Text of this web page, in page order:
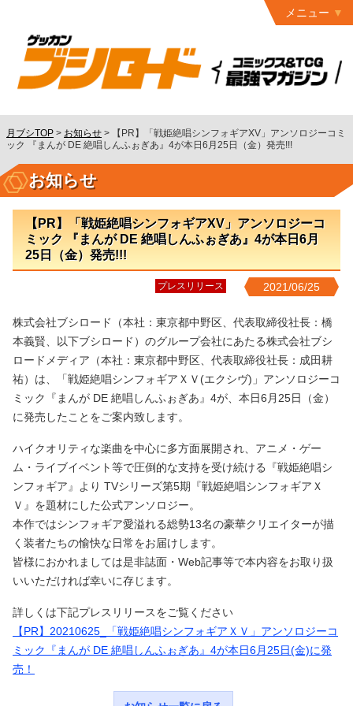
メニュー
最終号
連載作品
読者ページ
コミックグロウル
月ブシTOP > お知らせ >
【PR】「戦姫絶唱シンフォギアXV」アンソロジーコミ
ック 『まんが DE 絶唱しんふぉぎあ』4が本日6月25日（金）発売!!!
お知らせ
【PR】「戦姫絶唱シンフォギアXV」アンソロジーコ
ミック 『まんが DE 絶唱しんふぉぎあ』4が本日6月
25日（金）発売!!!
2021/06/25
プレスリリース
株式会社ブシロード（本社：東京都中野区、代表取締役社⻑：橋
本義賢、以下ブシロード）のグループ会社にあたる株式会社ブシ
ロードメディア（本社：東京都中野区、代表取締役社長：成田耕
祐）は、「戦姫絶唱シンフォギアＸＶ(エクシヴ)」アンソロジーコ
ミック『まんが DE 絶唱しんふぉぎあ』4が、本日6月25日（金）
に発売したことをご案内致します。
ハイクオリティな楽曲を中心に多方面展開され、アニメ・ゲー
ム・ライブイベント等で圧倒的な支持を受け続ける『戦姫絶唱シ
ンフォギア』より TVシリーズ第5期『戦姫絶唱シンフォギアＸ
Ｖ』を題材にした公式アンソロジー。
本作ではシンフォギア愛溢れる総勢13名の豪華クリエイターが描
く装者たちの愉快な日常をお届けします。
皆様におかれましては是非誌面・Web記事等で本内容をお取り扱
いいただければ幸いに存じます。
詳しくは下記プレスリリースをご覧ください
【PR】20210625_「戦姫絶唱シンフォギアＸＶ」アンソロジーコ
ミック『まんが DE 絶唱しんふぉぎあ』4が本日6月25日(金)に発
売！